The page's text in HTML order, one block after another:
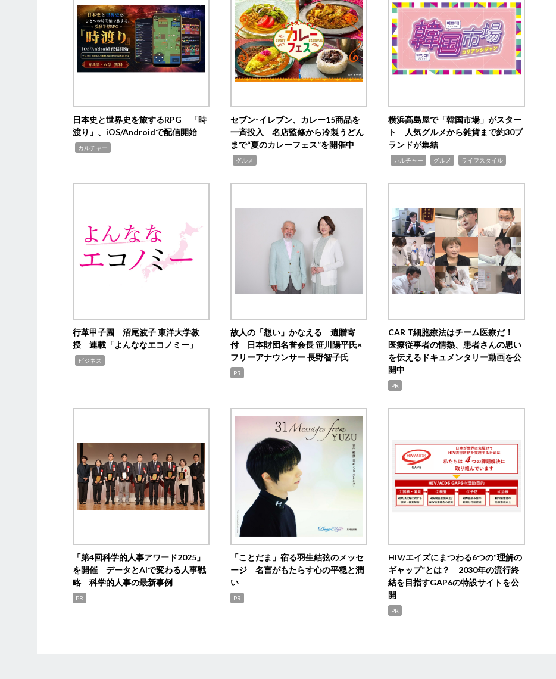
日本史と世界史を旅するRPG 「時
渡り」、iOS/Androidで配信開始
カルチャー
セブン‐イレブン、カレー15商品を
一斉投入 名店監修から冷製うどん
まで“夏のカレーフェス”を開催中
グルメ
横浜高島屋で「韓国市場」がスター
ト 人気グルメから雑貨まで約30ブ
ランドが集結
カルチャー グルメ ライフスタイル
行革甲子園 沼尾波子 東洋大学教
授 連載「よんななエコノミー」
ビジネス
故人の「想い」かなえる 遺贈寄
付 日本財団名誉会長 笹川陽平氏×
フリーアナウンサー 長野智子氏
PR
CAR T細胞療法はチーム医療だ！
医療従事者の情熱、患者さんの思い
を伝えるドキュメンタリー動画を公
開中
PR
「第4回科学的人事アワード2025」
を開催 データとAIで変わる人事戦
略 科学的人事の最新事例
PR
「ことだま」宿る羽生結弦のメッセ
ージ 名言がもたらす心の平穏と潤
い
PR
HIV/エイズにまつわる6つの“理解の
ギャップ”とは？ 2030年の流行終
結を目指すGAP6の特設サイトを公
開
PR